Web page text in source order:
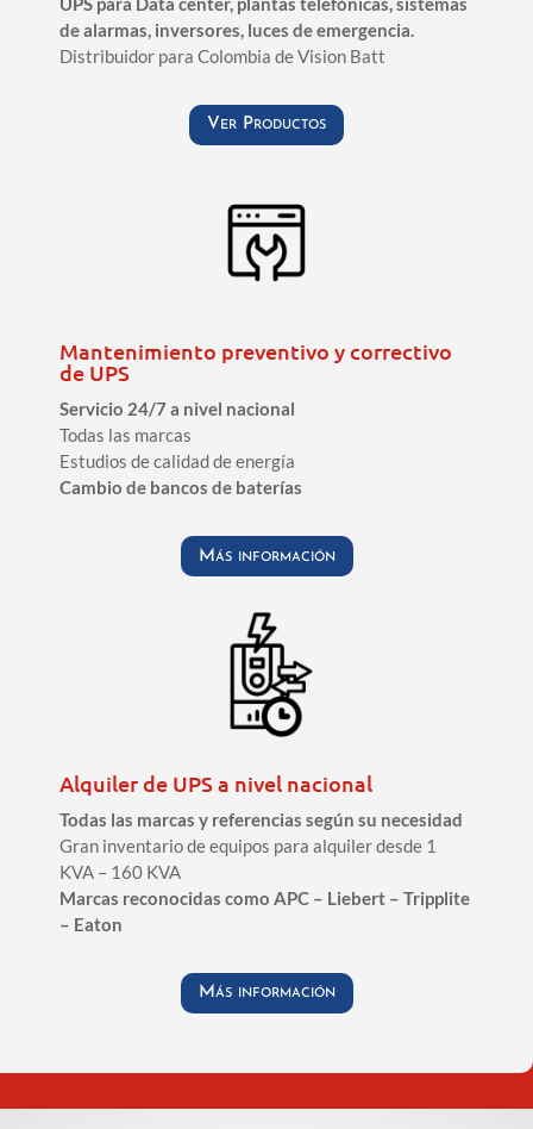
de alarmas, inversores, luces de emergencia.
Distribuidor para Colombia de Vision Batt
Ver Productos
Mantenimiento preventivo y correctivo
de UPS
Servicio 24/7 a nivel nacional
Todas las marcas
Estudios de calidad de energía
Cambio de bancos de baterías
Más información
Alquiler de UPS a nivel nacional
Todas las marcas y referencias según su necesidad
Gran inventario de equipos para alquiler desde 1
KVA – 160 KVA
Marcas reconocidas como APC – Liebert – Tripplite
– Eaton
Más información